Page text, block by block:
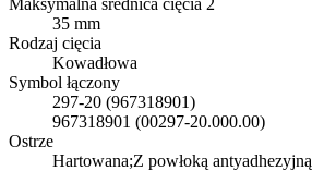
Maksymalna średnica cięcia 2
35 mm
Rodzaj cięcia
Kowadłowa
Symbol łączony
297-20 (967318901)
967318901 (00297-20.000.00)
Ostrze
Hartowana;Z powłoką antyadhezyjną